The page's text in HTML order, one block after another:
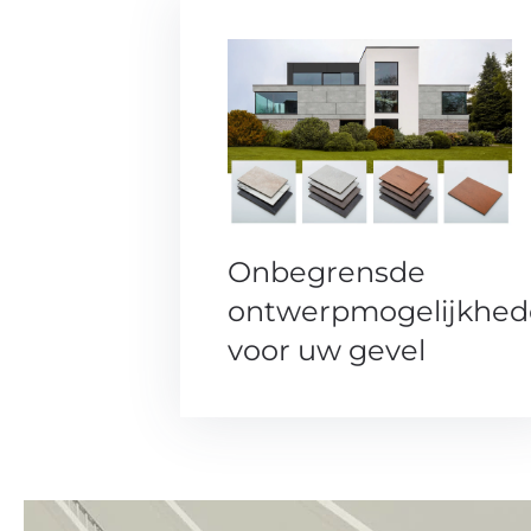
Onbegrensde
voor uw gevel